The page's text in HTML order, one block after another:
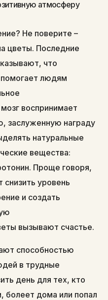
Не поверите –
цветы. Последние
что
помогает людям
воспринимает
заслуженную награду
натуральные
вещества:
Проще говоря,
уровень
и создать
вызывают счастье.
способностью
в трудные
день для тех, кто
болеет дома или попал